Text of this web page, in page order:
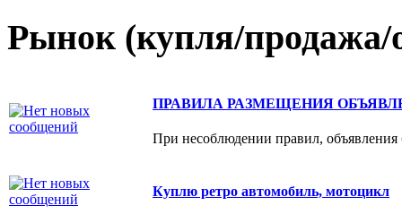
Рынок (купля/продажа/
ПРАВИЛА РАЗМЕЩЕНИЯ
При несоблюдении правил, объявления
Куплю ретро автомобиль, мотоцикл